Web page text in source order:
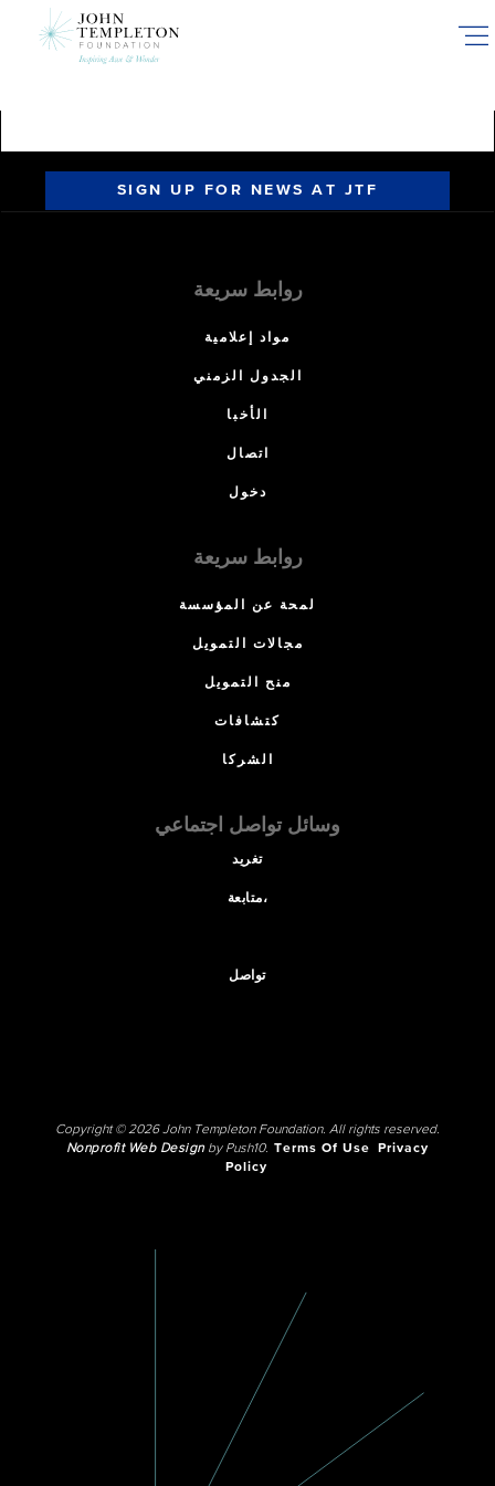
SIGN UP FOR NEWS AT JTF
روابط سريعة
مواد إعلامية
الجدول الزمني
الأخبا
اتصال
دخول
روابط سريعة
لمحة عن المؤسسة
مجالات التمويل
منح التمويل
كتشافات
الشركا
وسائل تواصل اجتماعي
تغريد
متابعة،
تواصل
Copyright © 2026 John Templeton Foundation. All rights reserved.
Nonprofit Web Designby Push10. Terms Of Use
Privacy
Policy